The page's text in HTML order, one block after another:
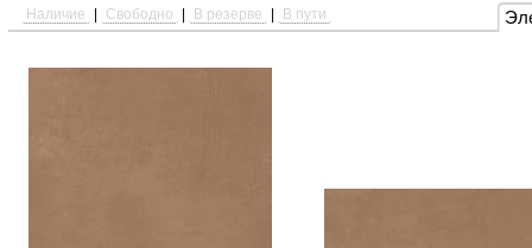
Наличие Свободно В резерве В пути